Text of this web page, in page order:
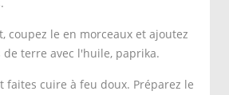
coupez le en morceaux et ajoutez
de terre avec l'huile, paprika.
faites cuire à feu doux. Préparez le